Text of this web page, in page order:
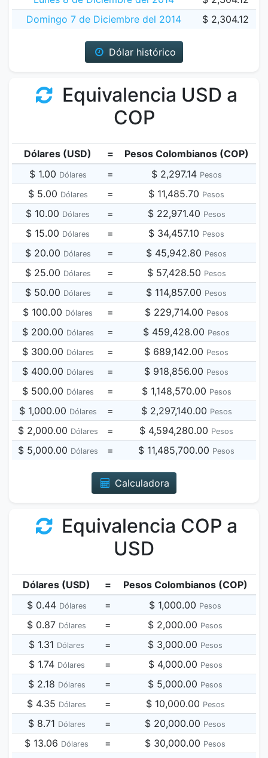
Domingo 7 de Diciembre del 2014
$ 2,304.12
Dólar histórico
Equivalencia USD a
COP
Dólares (USD) =
Pesos Colombianos (COP)
$ 1.00 Dólares = $ 2,297.14 Pesos
$ 5.00 Dólares = $ 11,485.70 Pesos
$ 10.00 Dólares = $ 22,971.40 Pesos
$ 15.00 Dólares = $ 34,457.10 Pesos
$ 20.00 Dólares = $ 45,942.80 Pesos
$ 25.00 Dólares = $ 57,428.50 Pesos
$ 50.00 Dólares = $ 114,857.00 Pesos
$ 100.00 Dólares = $ 229,714.00 Pesos
$ 200.00 Dólares = $ 459,428.00 Pesos
$ 300.00 Dólares = $ 689,142.00 Pesos
$ 400.00 Dólares = $ 918,856.00 Pesos
$ 500.00 Dólares = $ 1,148,570.00 Pesos
$ 1,000.00 Dólares = $ 2,297,140.00 Pesos
$ 2,000.00 Dólares = $ 4,594,280.00 Pesos
$ 5,000.00 Dólares = $ 11,485,700.00 Pesos
Calculadora
Equivalencia COP a
USD
Dólares (USD) =
Pesos Colombianos (COP)
$ 0.44 Dólares = $ 1,000.00 Pesos
$ 0.87 Dólares = $ 2,000.00 Pesos
$ 1.31 Dólares = $ 3,000.00 Pesos
$ 1.74 Dólares = $ 4,000.00 Pesos
$ 2.18 Dólares = $ 5,000.00 Pesos
$ 4.35 Dólares = $ 10,000.00 Pesos
$ 8.71 Dólares = $ 20,000.00 Pesos
$ 13.06 Dólares = $ 30,000.00 Pesos